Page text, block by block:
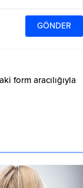
form aracılığıyla